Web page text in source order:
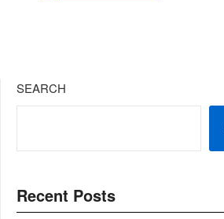
SEARCH
Recent Posts